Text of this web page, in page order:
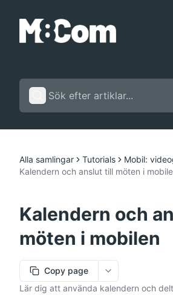
Svenska
Alla samlingar Tutorials
Mobil:
Kalendern och anslut till möten i
Kalendern och
möten i mobilen
Copy page
More options
Lär dig att använda kalendern och